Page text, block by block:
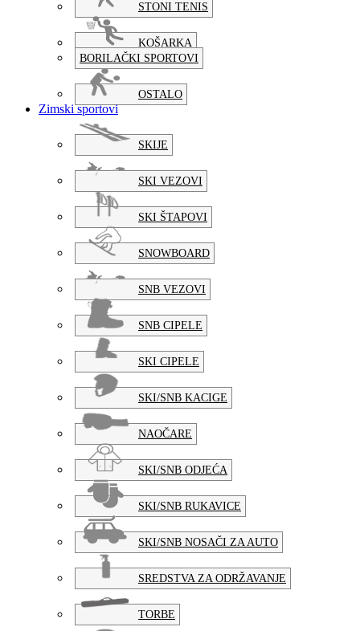
STONI TENIS
KOŠARKA
BORILAČKI SPORTOVI
OSTALO
Zimski sportovi
SKIJE
SKI VEZOVI
SKI ŠTAPOVI
SNOWBOARD
SNB VEZOVI
SNB CIPELE
SKI CIPELE
SKI/SNB KACIGE
NAOČARE
SKI/SNB ODJEĆA
SKI/SNB RUKAVICE
SKI/SNB NOSAČI ZA AUTO
SREDSTVA ZA ODRŽAVANJE
TORBE